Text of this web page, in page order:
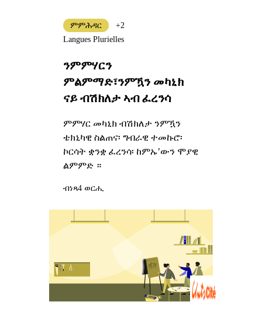
ንምምሃርን
ምልምማድ፣ንምዃን መካኒክ
ናይ ብሽክለታ ኣብ ፈረንሳ
ምምሃር መካኒክ ብሽክለታ ንምዃን
ቴክኒካዊ ስልጠና፡ ግብራዊ ተመኩሮ፡
ኮርሳት ቋንቋ ፈረንሳ፡ ከምኡ’ውን ሞያዊ
ልምምድ ።
ምምሕዳር
+2
Langues Plurielles
ብነጻ4 ወርሒ